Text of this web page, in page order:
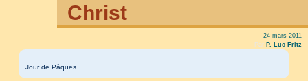
Christ
24 mars 2011
Par P. Luc Fritz
Jour de Pâques